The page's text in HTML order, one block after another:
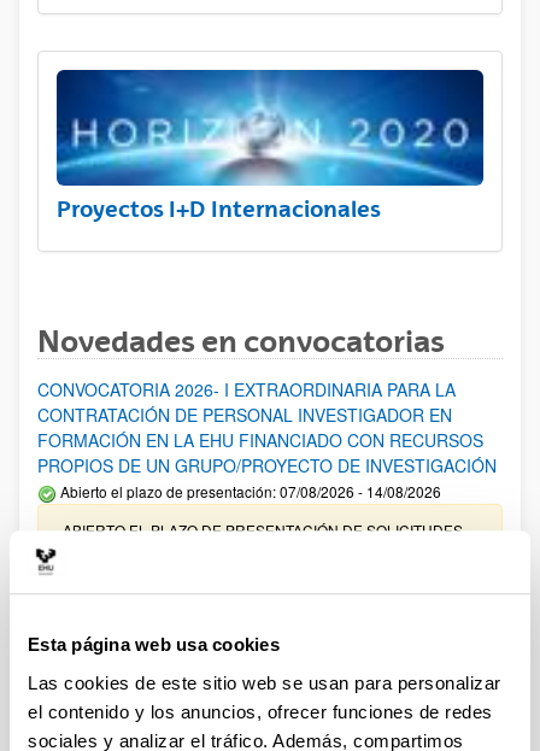
Esta página web usa cookies
Las cookies de este sitio web se usan para personalizar
el contenido y los anuncios, ofrecer funciones de redes
sociales y analizar el tráfico. Además, compartimos
Proyectos I+D Internacionales
Novedades en convocatorias
CONVOCATORIA 2026- I EXTRAORDINARIA PARA LA
CONTRATACIÓN DE PERSONAL INVESTIGADOR EN
FORMACIÓN EN LA EHU FINANCIADO CON RECURSOS
PROPIOS DE UN GRUPO/PROYECTO DE INVESTIGACIÓN
Abierto el plazo de presentación: 07/08/2026 - 14/08/2026
ABIERTO EL PLAZO DE PRESENTACIÓN DE SOLICITUDES
infraestructura científica y fondos bibliográficos en la
UPV/EHU 2026
Trámite abierto
25/03/2026: Corrección de errores del listado provisional de
solicitudes admitidas y excluidas. 23/03/2026: Relación